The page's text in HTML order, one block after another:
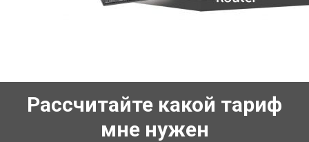
Рассчитайте какой тариф
мне нужен